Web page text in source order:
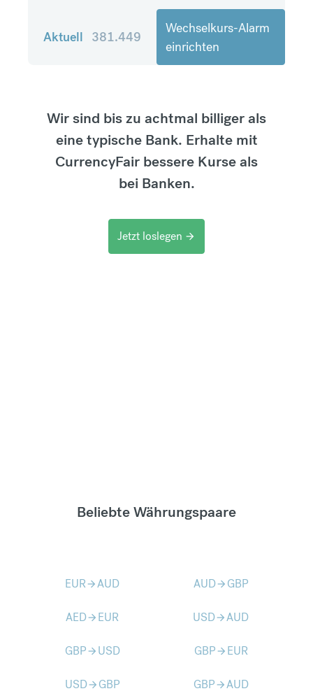
Aktuell 381.449
Wechselkurs-Alarm
einrichten
Wir sind bis zu achtmal billiger als
eine typische Bank. Erhalte mit
CurrencyFair bessere Kurse als
bei Banken.
Jetzt loslegen arrow_forward
Beliebte Währungspaare
EURarrow_forwardAUD AUDarrow_forward GBP
AEDarrow_forward EUR USDarrow_forwardAUD
GBParrow_forward USD GBParrow_forward EUR
USDarrow_forward GBP GBParrow_forwardAUD